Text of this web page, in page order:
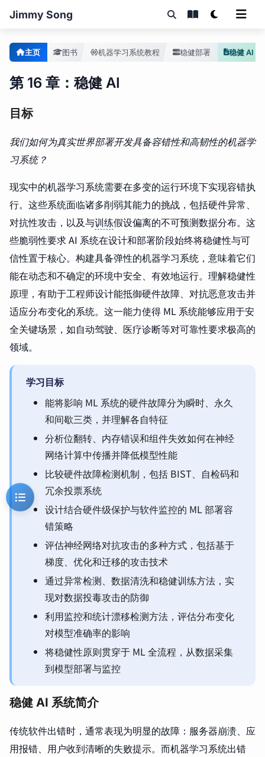
Jimmy Song
主页 图书 机器学习系统教程 稳健部署 稳健 AI
第 16 章：稳健 AI
目标
我们如何为真实世界部署开发具备容错性和高韧性的机器学
习系统？
现实中的机器学习系统需要在多变的运行环境下实现容错执
行。这些系统面临诸多削弱其能力的挑战，包括硬件异常、
对抗性攻击，以及与训练假设偏离的不可预测数据分布。这
些脆弱性要求 AI 系统在设计和部署阶段始终将稳健性与可
信性置于核心。构建具备弹性的机器学习系统，意味着它们
能在动态和不确定的环境中安全、有效地运行。理解稳健性
原理，有助于工程师设计能抵御硬件故障、对抗恶意攻击并
适应分布变化的系统。这一能力使得 ML 系统能够应用于安
全关键场景，如自动驾驶、医疗诊断等对可靠性要求极高的
领域。
学习目标
能将影响 ML 系统的硬件故障分为瞬时、永久
和间歇三类，并理解各自特征
分析位翻转、内存错误和组件失效如何在神经
网络计算中传播并降低模型性能
比较硬件故障检测机制，包括 BIST、自检码和
冗余投票系统
设计结合硬件级保护与软件监控的 ML 部署容
错策略
评估神经网络对抗攻击的多种方式，包括基于
梯度、优化和迁移的攻击技术
通过异常检测、数据清洗和稳健训练方法，实
现对数据投毒攻击的防御
利用监控和统计漂移检测方法，评估分布变化
对模型准确率的影响
将稳健性原则贯穿于 ML 全流程，从数据采集
到模型部署与监控
稳健 AI 系统简介
传统软件出错时，通常表现为明显的故障：服务器崩溃、应
用报错、用户收到清晰的失败提示。而机器学习系统出错